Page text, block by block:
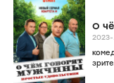
О
2023-